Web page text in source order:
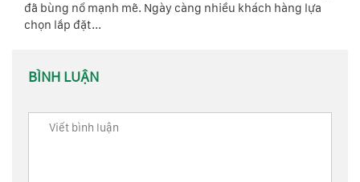
đã bùng nổ mạnh mẽ. Ngày càng nhiều khách hàng lựa
chọn lắp đặt...
BÌNH LUẬN